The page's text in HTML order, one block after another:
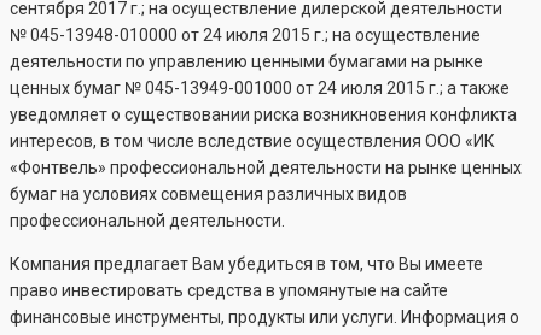
сентября 2017 г.; на осуществление дилерской деятельности
№045-13948-010000 от 24 июля 2015 г.; на осуществление
деятельности по управлению ценными бумагами на рынке
ценных бумаг №045-13949-001000 от 24 июля 2015 г.; а также
уведомляет о существовании риска возникновения конфликта
интересов, в том числе вследствие осуществления ООО «ИК
«Фонтвель» профессиональной деятельности на рынке ценных
бумаг на условиях совмещения различных видов
профессиональной деятельности.
Компания предлагает Вам убедиться в том, что Вы имеете
право инвестировать средства в упомянутые на сайте
финансовые инструменты, продукты или услуги. Информация о